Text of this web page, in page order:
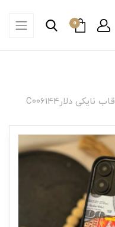
0
قاب نایکی دلارC006144